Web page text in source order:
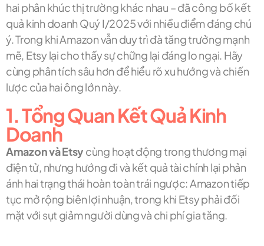
hai phân khúc thị trường khác nhau – đã công bố kết
quả kinh doanh Quý I/2025 với nhiều điểm đáng chú
ý. Trong khi Amazon vẫn duy trì đà tăng trưởng mạnh
mẽ, Etsy lại cho thấy sự chững lại đáng lo ngại. Hãy
cùng phân tích sâu hơn để hiểu rõ xu hướng và chiến
lược của hai ông lớn này.
1. Tổng Quan Kết Quả Kinh
Doanh
Amazon và Etsy cùng hoạt động trong thương mại
điện tử, nhưng hướng đi và kết quả tài chính lại phản
ánh hai trạng thái hoàn toàn trái ngược: Amazon tiếp
tục mở rộng biên lợi nhuận, trong khi Etsy phải đối
mặt với sụt giảm người dùng và chi phí gia tăng.